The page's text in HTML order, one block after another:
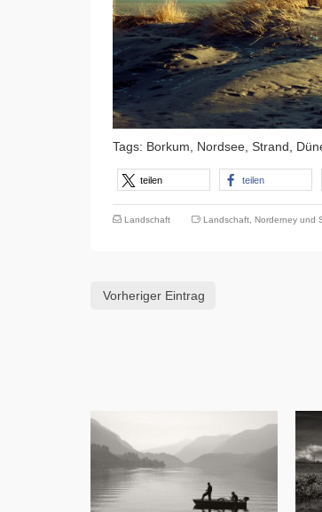
Tags: Borkum, Nordsee, Strand,
teilen teilen
Landschaft Landschaft Norderney und
Vorheriger Eintrag